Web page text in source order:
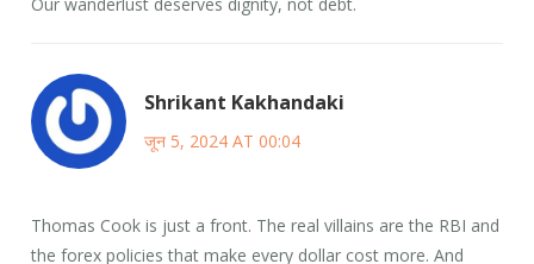
Shrikant Kakhandaki
जून 5, 2024 AT 00:04
Thomas Cook is just a front. The real villains are the RBI and
the forex policies that make every dollar cost more. And